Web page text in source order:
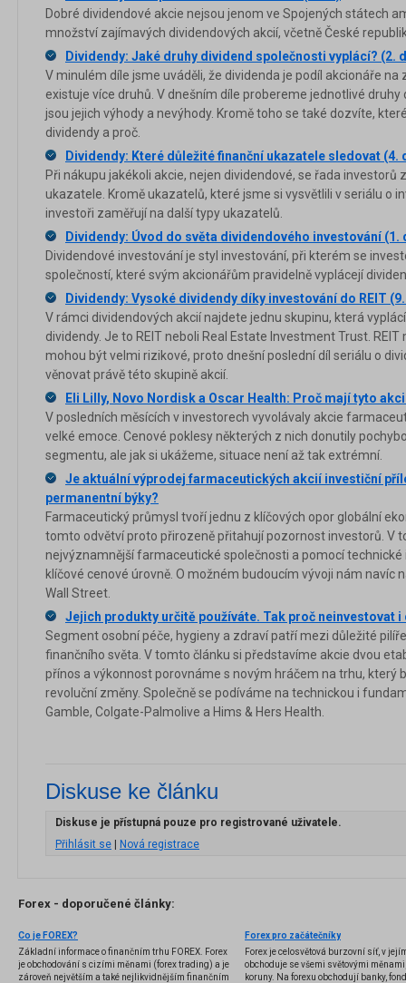
Dobré dividendové akcie nejsou jenom ve Spojených státech
množství zajímavých dividendových akcií, včetně České
Dividendy: Jaké druhy dividend společnosti vyplácí? (2.
V minulém díle jsme uváděli, že dividenda je podíl akcionáře na
existuje více druhů. V dnešním díle probereme jednotlivé
jsou jejich výhody a nevýhody. Kromě toho se také dozvíte,
dividendy a proč.
Dividendy: Které důležité finanční ukazatele sledovat (4.
Při nákupu jakékoli akcie, nejen dividendové, se řada investorů
ukazatele. Kromě ukazatelů, které jsme si vysvětlili v seriálu o
investoři zaměřují na další typy ukazatelů.
Dividendy: Úvod do světa dividendového investování (1.
Dividendové investování je styl investování, při kterém se
společností, které svým akcionářům pravidelně vyplácejí
Dividendy: Vysoké dividendy díky investování do REIT
V rámci dividendových akcií najdete jednu skupinu, která
dividendy. Je to REIT neboli Real Estate Investment Trust.
mohou být velmi rizikové, proto dnešní poslední díl seriálu o
věnovat právě této skupině akcií.
Eli Lilly, Novo Nordisk a Oscar Health: Proč mají tyto
V posledních měsících v investorech vyvolávaly akcie
velké emoce. Cenové poklesy některých z nich donutily
segmentu, ale jak si ukážeme, situace není až tak extrémní.
Je aktuální výprodej farmaceutických akcií investiční
permanentní býky?
Farmaceutický průmysl tvoří jednu z klíčových opor globální
tomto odvětví proto přirozeně přitahují pozornost investorů. V
nejvýznamnější farmaceutické společnosti a pomocí
klíčové cenové úrovně. O možném budoucím vývoji nám navíc
Wall Street.
Jejich produkty určitě používáte. Tak proč neinvestovat i
Segment osobní péče, hygieny a zdraví patří mezi důležité
finančního světa. V tomto článku si představíme akcie dvou
přínos a výkonnost porovnáme s novým hráčem na trhu, který
revoluční změny. Společně se podíváme na technickou i
Gamble, Colgate-Palmolive a Hims & Hers Health.
Diskuse ke článku
Diskuse je přístupná pouze pro registrované uživatele.
Přihlásit se | Nová registrace
Forex - doporučené články:
Co je FOREX?
Základní informace o finančním trhu FOREX. Forex
je obchodování s cizími měnami (forex trading) a je
zároveň největším a také nejlikvidnějším finančním
Forex pro začátečníky
Forex je celosvětová burzovní síť, v
obchoduje se všemi světovými
koruny. Na forexu obchodují banky,